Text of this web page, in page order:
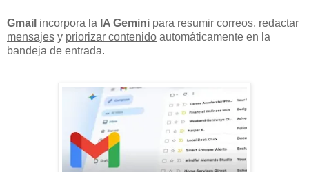
Gmail incorpora la IA Gemini para resumir correos, redactar
mensajes y priorizar contenido automáticamente en la
bandeja de entrada.